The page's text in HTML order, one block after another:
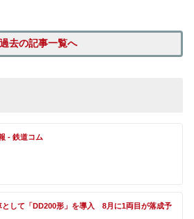
過去の記事一覧へ
- 鉄道コム
として「DD200形」を導入 8月に1両目が落成予